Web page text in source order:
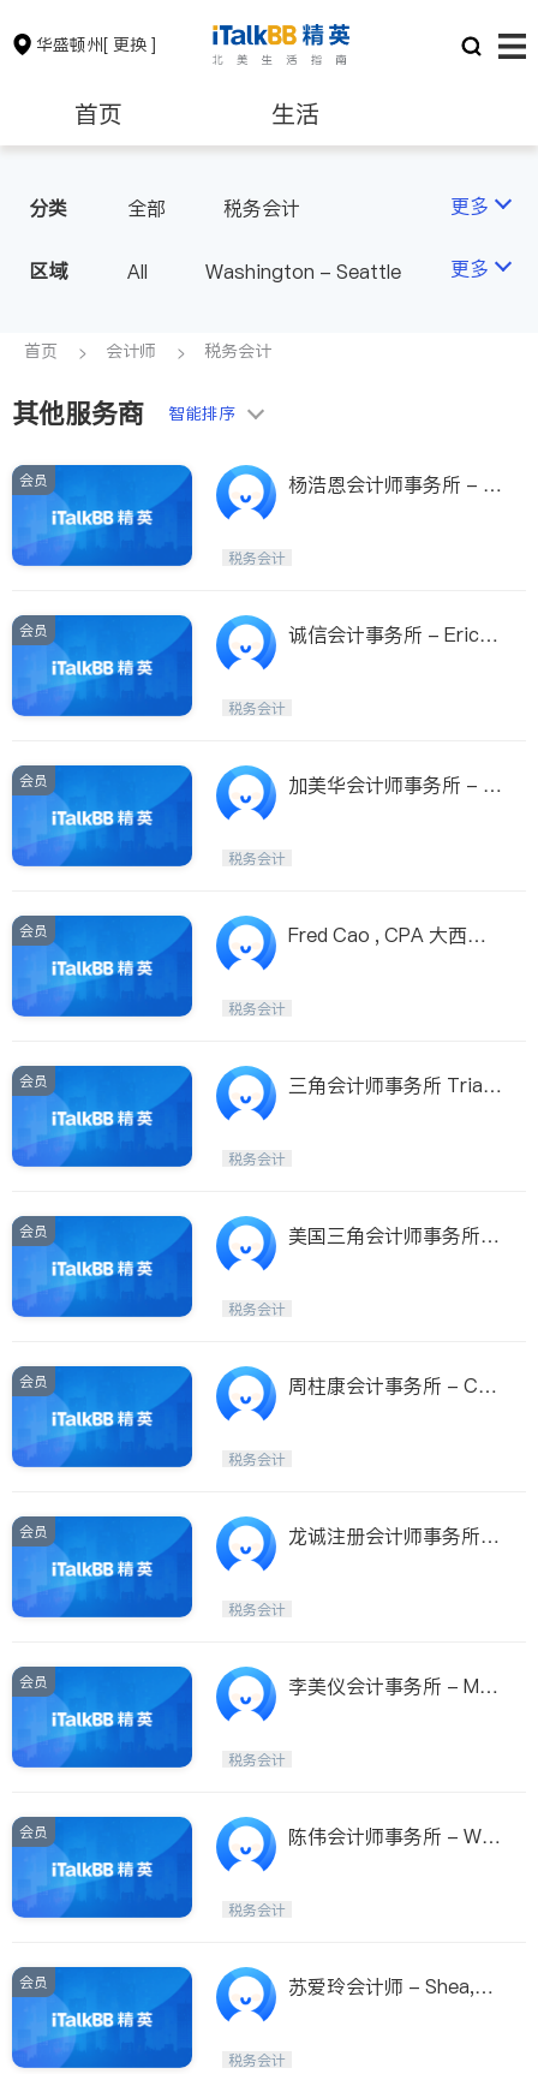
华盛顿州[ 更换 ]
首页 生活
房地产租售 银行贷款
会计师 建筑装修
教育
非盈利组织
分类 全部 税务会计 更多
区域 All Washington - Seattle 更多
首页 会计师 税务会计
其他服务商 智能排序
会员
杨浩恩会计师事务所 - A
税务会计
会员
诚信会计事务所 - Eric L
税务会计
会员
加美华会计师事务所 - C
税务会计
会员
Fred Cao , CPA 大西雅
税务会计
会员
三角会计师事务所 Trian
税务会计
会员
美国三角会计师事务所 -
税务会计
会员
周柱康会计事务所 - Cho
税务会计
会员
龙诚注册会计师事务所 -
税务会计
会员
李美仪会计事务所 - Mei
税务会计
会员
陈伟会计师事务所 - Will
税务会计
会员
苏爱玲会计师 - Shea,C.
税务会计